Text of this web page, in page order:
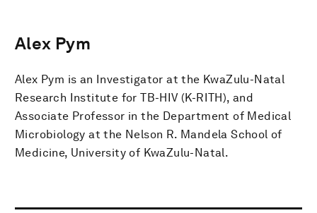
Alex Pym
Alex Pym is an Investigator at the KwaZulu-Natal
Research Institute for TB-HIV (K-RITH), and
Associate Professor in the Department of Medical
Microbiology at the Nelson R. Mandela School of
Medicine, University of KwaZulu-Natal.